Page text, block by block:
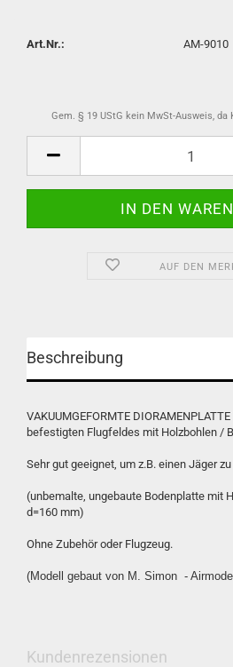
Art.Nr.: AM-9010
Gem. § 19 UStG kein MwSt-Ausweis, da
AUF DEN
Beschreibung
VAKUUMGEFORMTE
befestigten Flugfeldes mit Holzbohlen /
Sehr gut geeignet, um z.B. einen Jäger
(unbemalte, ungebaute Bodenplatte mit
d=160 mm)
Ohne Zubehör oder Flugzeug.
(Modell gebaut von M. Simon -
Kundenrezensionen